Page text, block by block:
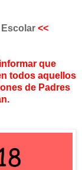
<<
que
todos aquellos
de Padres